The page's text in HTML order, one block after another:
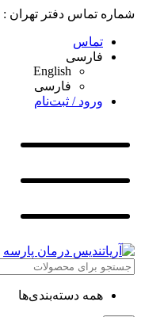
شماره تماس دفتر تهران : 02128428397
تماس
فارسی
English
فارسی
ورود / ثبت‌نام
همه دسته‌بندی‌ها